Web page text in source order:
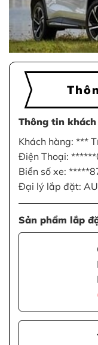
Thông tin
Khách hàng: ***
Điện Thoại:
Biển số xe:
Đại lý lắp đặt:
Sản phẩm lắp